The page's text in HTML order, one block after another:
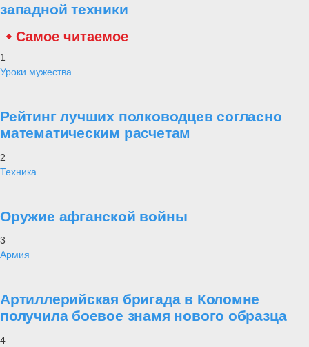
западной техники
Самое читаемое
1
Уроки мужества
Рейтинг лучших полководцев согласно
математическим расчетам
2
Техника
Оружие афганской войны
3
Армия
Артиллерийская бригада в Коломне
получила боевое знамя нового образца
4